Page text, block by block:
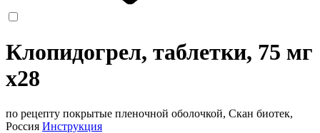
Клопидогрел, таблетки, 75 мг
x28
по рецепту покрытые пленочной оболочкой, Скан биотек,
Россия Инструкция